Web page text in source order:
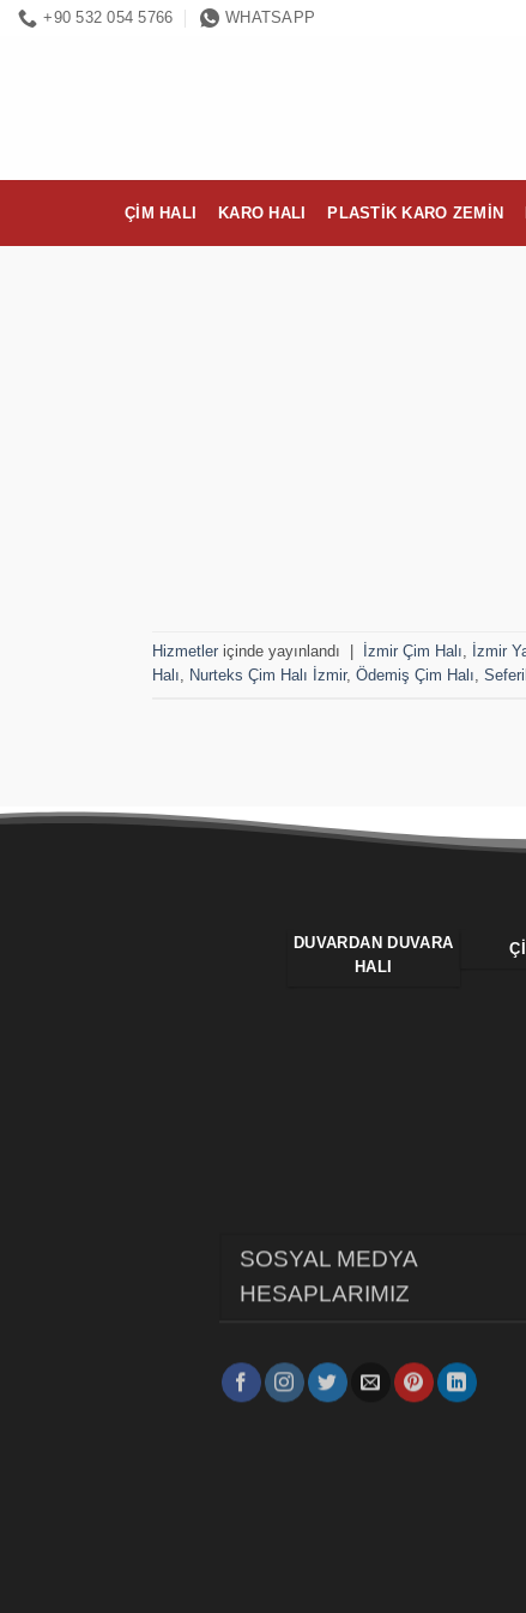
İçeriğe+90 532 054 5766 WHATSAPP
ÇIM HALI KARO HALI PLASTIK KARO ZEMIN
Hizmetler içinde yayınlandı İzmir Çim Halı, İzmir
Halı, Nurteks Çim Halı İzmir, Ödemiş Çim Halı,
DUVARDAN DUVARA
HALI
SOSYAL MEDYA
HESAPLARIMIZ